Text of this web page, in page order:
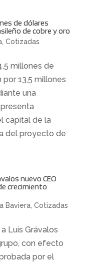
de dólares
de cobre y oro
, Cotizadas
millones de
13,5 millones
una
capital de la
del proyecto de
nuevo CEO
crecimiento
Baviera, Cotizadas
Luis Grávalos
con efecto
por el